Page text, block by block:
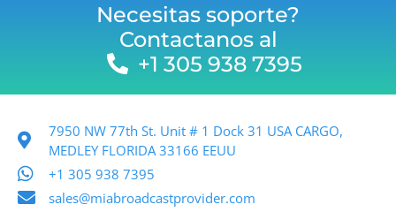
Necesitas soporte?
Contactanos al
+1 305 938 7395
7950 NW 77th St. Unit # 1 Dock 31 USA CARGO,
MEDLEY FLORIDA 33166 EEUU
+1 305 938 7395
sales@miabroadcastprovider.com